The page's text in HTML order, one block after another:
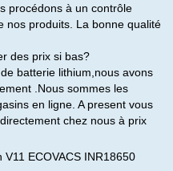
procédons à un contrôle
nos produits. La bonne qualité
des prix si bas?
batterie lithium,nous avons
.Nous sommes les
en ligne. A present vous
chez nous à prix
V11 ECOVACS INR18650